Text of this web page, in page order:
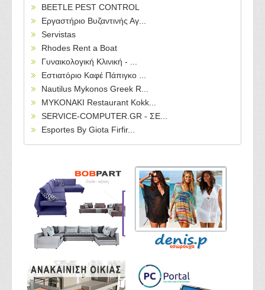
BEETLE PEST CONTROL
Εργαστήριο Βυζαντινής Αγ...
Servistas
Rhodes Rent a Boat
Γυναικολογική Κλινική - ...
Εστιατόριο Καφέ Πάπιγκο ...
Nautilus Mykonos Greek R...
MYKONAKI Restaurant Kokk...
SERVICE-COMPUTER.GR - ΣΕ...
Esportes By Giota Firfir...